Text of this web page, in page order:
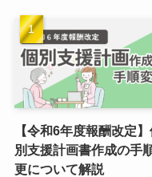
【令和6年度報酬改定】
別支援計画書作成の手
更について解説